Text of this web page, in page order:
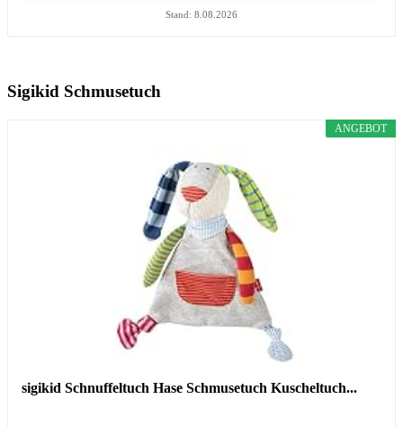
Stand: 8.08.2026
Sigikid Schmusetuch
ANGEBOT
sigikid Schnuffeltuch Hase Schmusetuch Kuscheltuch...